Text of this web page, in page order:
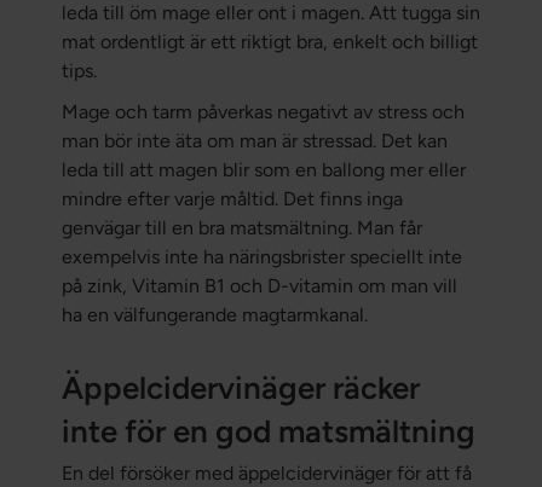
leda till öm mage eller ont i magen. Att tugga sin
mat ordentligt är ett riktigt bra, enkelt och billigt
tips.
Mage och tarm påverkas negativt av stress och
man bör inte äta om man är stressad. Det kan
leda till att magen blir som en ballong mer eller
mindre efter varje måltid. Det finns inga
genvägar till en bra matsmältning. Man får
exempelvis inte ha näringsbrister speciellt inte
på zink, Vitamin B1 och D-vitamin om man vill
ha en välfungerande magtarmkanal.
Äppelcidervinäger räcker
inte för en god matsmältning
En del försöker med äppelcidervinäger för att få